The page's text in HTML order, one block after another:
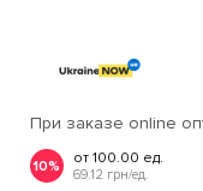
При заказе online
10% от 100.00 ед.
69.12 грн/ед.